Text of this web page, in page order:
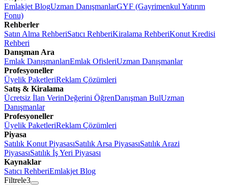
Emlakjet BlogUzman DanışmanlarGYF (Gayrimenkul Yatırım
Fonu)
Rehberler
Satın Alma RehberiSatıcı RehberiKiralama RehberiKonut Kredisi
Rehberi
Danışman Ara
Emlak DanışmanlarıEmlak OfisleriUzman Danışmanlar
Profesyoneller
Üyelik PaketleriReklam Çözümleri
Satış & Kiralama
Ücretsiz İlan VerinDeğerini ÖğrenDanışman BulUzman
Danışmanlar
Profesyoneller
Üyelik PaketleriReklam Çözümleri
Piyasa
Satılık Konut PiyasasıSatılık Arsa PiyasasıSatılık Arazi
PiyasasıSatılık İş Yeri Piyasası
Kaynaklar
Satıcı RehberiEmlakjet Blog
Filtrele3